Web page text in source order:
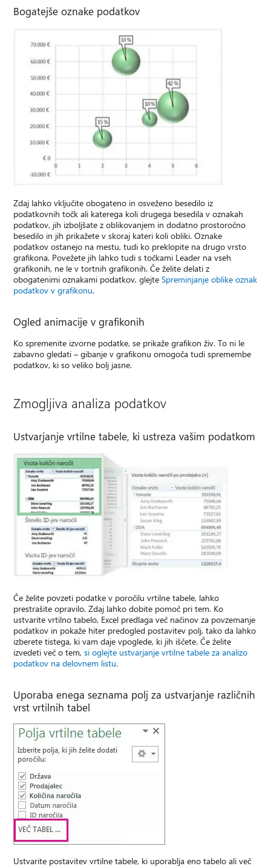
Bogatejše oznake podatkov
Zdaj lahko vključite obogateno in osveženo besedilo iz
podatkovnih točk ali katerega koli drugega besedila v oznakah
podatkov, jih izboljšate z oblikovanjem in dodatno prostoročno
besedilo in jih prikažete v skoraj kateri koli obliki. Oznake
podatkov ostanejo na mestu, tudi ko preklopite na drugo vrsto
grafikona. Povežete jih lahko tudi s točkami Leader na vseh
grafikonih, ne le v tortnih grafikonih. Če želite delati z
obogatenimi oznakami podatkov, glejteSpreminjanje oblike oznak
podatkov v grafikonu.
Ogled animacije v grafikonih
Ko spremenite izvorne podatke, se prikaže grafikon živ. To ni le
zabavno gledati – gibanje v grafikonu omogoča tudi spremembe
podatkov, ki so veliko bolj jasne.
Zmogljiva analiza podatkov
Ustvarjanje vrtilne tabele, ki ustreza vašim podatkom
Če želite povzeti podatke v poročilu vrtilne tabele, lahko
prestrašite opravilo. Zdaj lahko dobite pomoč pri tem. Ko
ustvarite vrtilno tabelo, Excel predlaga več načinov za povzemanje
podatkov in pokaže hiter predogled postavitev polj, tako da lahko
izberete tistega, ki vam daje vpoglede, ki jih iščete. Če želite
izvedeti več o tem,si oglejte ustvarjanje vrtilne tabele za analizo
podatkov na delovnem listu.
Uporaba enega seznama polj za ustvarjanje različnih
vrst vrtilnih tabel
Ustvarite postavitev vrtilne tabele, ki uporablja eno tabelo ali več